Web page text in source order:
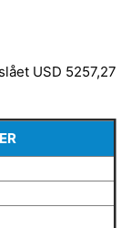
USD 5257,27